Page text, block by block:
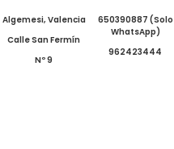
Algemesi, Valencia
Calle San Fermín
Nº 9
650390887 (Solo
WhatsApp)
962423444